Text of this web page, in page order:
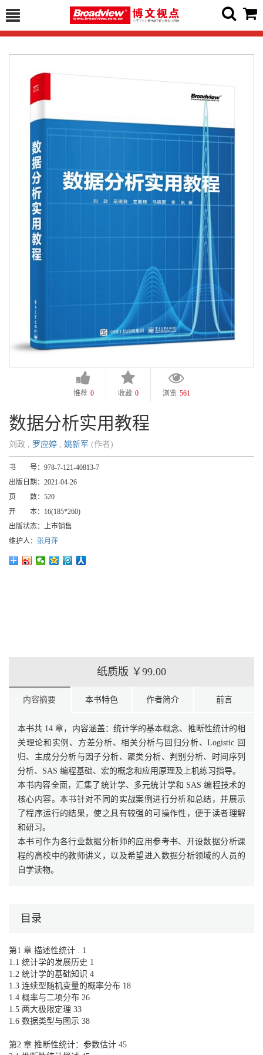
推荐 0 收藏 0 浏览 561
数据分析实用教程
刘政 , 罗应婷 姚新军 (作者)
书 号： 978-7-121-40813-7
出版日期： 2021-04-26
页 数： 520
开 本： 16(185*260)
出版状态： 上市销售
维护人： 张月萍
纸质版 ￥99.00
内容摘要 本书特色 作者简介 前言
本书共 14 章，内容涵盖：统计学的基本概念、推断性统计的相
关理论和实例、方差分析、相关分析与回归分析、Logistic 回
归、主成分分析与因子分析、聚类分析、判别分析、时间序列
分析、SAS 编程基础、宏的概念和应用原理及上机练习指导。
本书内容全面，汇集了统计学、多元统计学和 SAS 编程技术的
核心内容。本书针对不同的实战案例进行分析和总结，并展示
了程序运行的结果，使之具有较强的可操作性，便于读者理解
和研习。
本书可作为各行业数据分析师的应用参考书、开设数据分析课
程的高校中的教师讲义，以及希望进入数据分析领域的人员的
自学读物。
目录
第1 章 描述性统计 . 1
1.1 统计学的发展历史 1
1.2 统计学的基础知识 4
1.3 连续型随机变量的概率分布 18
1.4 概率与二项分布 26
1.5 两大极限定理 33
1.6 数据类型与图示 38
第2 章 推断性统计：参数估计 45